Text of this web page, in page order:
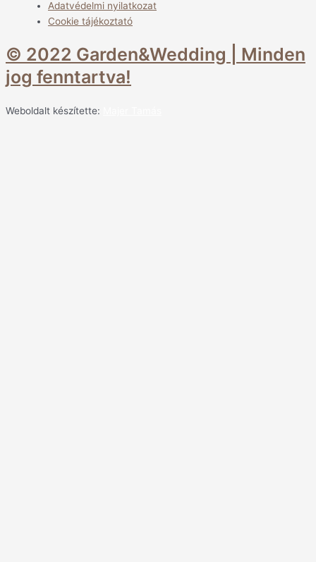
Adatvédelmi nyilatkozat
Cookie tájékoztató
© 2022 Garden&Wedding | Minden
jog fenntartva!
Weboldalt készítette: